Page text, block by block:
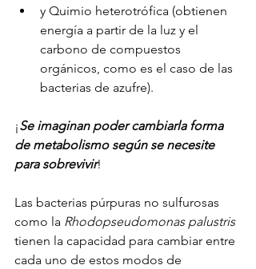
y Quimio heterotrófica (obtienen
energía a partir de la luz y el
carbono de compuestos
orgánicos, como es el caso de las
bacterias de azufre).
¡Se imaginan poder cambiarla forma
de metabolismo según se necesite
para sobrevivir!
Las bacterias púrpuras no sulfurosas
como la Rhodopseudomonas palustris
tienen la capacidad para cambiar entre
cada uno de estos modos de